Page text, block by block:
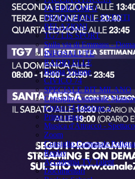
FUORICAMPO
PRODUZIONI - EVENTI
RELAZIONI
TG7 LIS SPORT
Sulla via di Emmaus -
INFOSALUTE
RADIO ELLE
Buona Visione
CIVICO 74
SPECIALE BIT MILANO
Consiglio Comunale
Civico 74 Edizione 2
Primo piano
Musica d'Attracco -
Zoom
Consiglio Comunale
Replay
Accademia TV Talent
Documentari